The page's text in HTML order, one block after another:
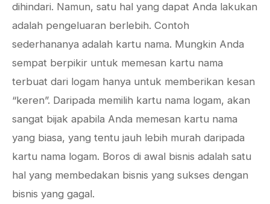
dihindari. Namun, satu hal yang dapat Anda lakukan
adalah pengeluaran berlebih. Contoh
sederhananya adalah kartu nama. Mungkin Anda
sempat berpikir untuk memesan kartu nama
terbuat dari logam hanya untuk memberikan kesan
“keren”. Daripada memilih kartu nama logam, akan
sangat bijak apabila Anda memesan kartu nama
yang biasa, yang tentu jauh lebih murah daripada
kartu nama logam. Boros di awal bisnis adalah satu
hal yang membedakan bisnis yang sukses dengan
bisnis yang gagal.